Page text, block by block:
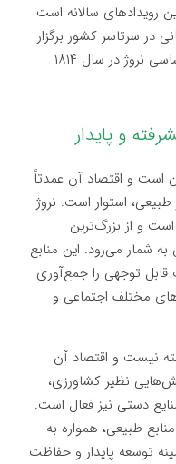
از بزرگ‌ترین رویدادهای سالانه است
در سرتاسر کشور برگزار
می‌شود. این روز یادآور پذیرش قانون اساسی نروژ در سال ۱۸۱۴
است و اقتصاد آن عمدتاً
طبیعی، استوار است. نروژ
و از بزرگ‌ترین
شمار می‌رود. این منابع
توجهی را جمع‌آوری
مختلف اجتماعی و
نیست و اقتصاد آن
نظیر کشاورزی،
دستی نیز فعال است.
منابع طبیعی، همواره به
توسعه پایدار و حفاظت